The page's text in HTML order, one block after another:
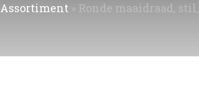
Assortiment» Ronde maaidraad,